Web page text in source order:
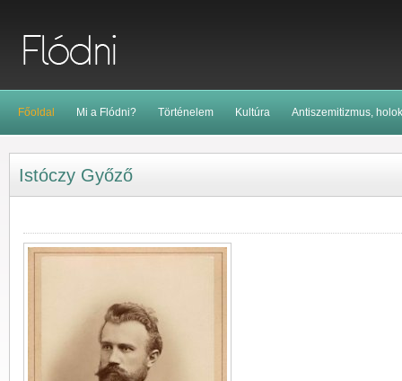
Főoldal Mi a Flódni? Történelem Kultúra Antiszemitizmus,
Istóczy Győző